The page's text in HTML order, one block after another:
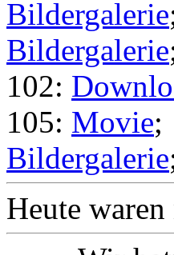
Bildergalerie
Bildergalerie
102:
105: Movie;
Bildergalerie
Heute